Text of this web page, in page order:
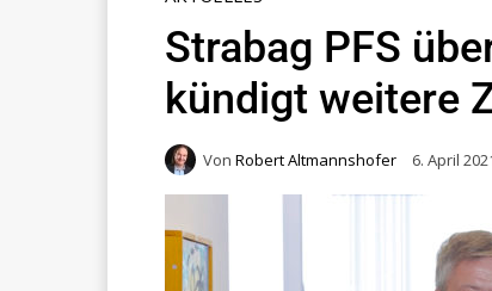
Strabag PFS
kündigt weitere
Von Robert Altmannshofer 6. April